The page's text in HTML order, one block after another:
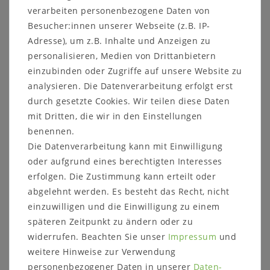
Massivholz Konsolentisch mit
schubladen Venezia weiß Shabby Chic
Telefontisch - Wandtisch - weiß antik
Beschreibung:
Mit 2 Schubladen
Holz:
Oberfläche:
Weiß Vintage / Shabby Chic
ca. Maße (B/H/T):79 x 80 x 39 cm
Lieferzustand:
Montiert
Artikelbeschreibung: mit 2 Schubladen
verarbeiten personenbezogene Daten von
Besucher:innen unserer Webseite (z.B. IP-
Adresse), um z.B. Inhalte und Anzeigen zu
personalisieren, Medien von Drittanbietern
einzubinden oder Zugriffe auf unsere Website zu
analysieren. Die Datenverarbeitung erfolgt erst
durch gesetzte Cookies. Wir teilen diese Daten
mit Dritten, die wir in den Einstellungen
benennen.
Die Datenverarbeitung kann mit Einwilligung
oder aufgrund eines berechtigten Interesses
erfolgen. Die Zustimmung kann erteilt oder
abgelehnt werden. Es besteht das Recht, nicht
einzuwilligen und die Einwilligung zu einem
späteren Zeitpunkt zu ändern oder zu
widerrufen. Beachten Sie unser Impressum und
weitere Hinweise zur Verwendung
personenbezogener Daten in unserer Daten­